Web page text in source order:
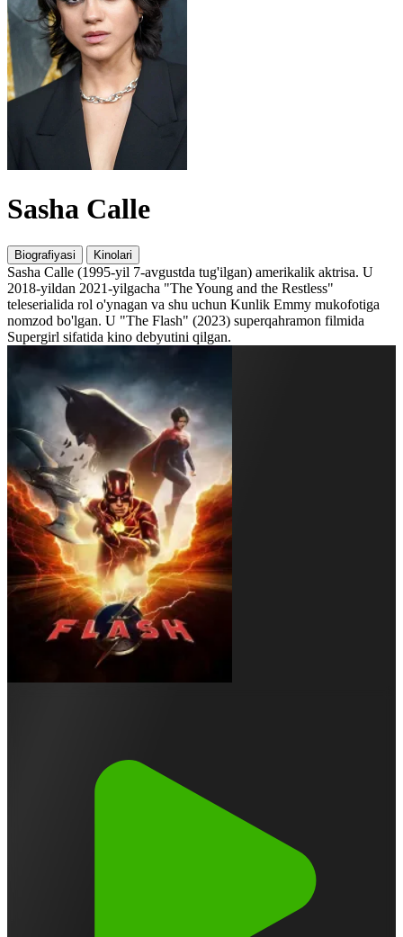
Sasha Calle
Biografiyasi Kinolari
Sasha Calle (1995-yil 7-avgustda tug'ilgan) amerikalik aktrisa. U
2018-yildan 2021-yilgacha "The Young and the Restless"
teleserialida rol o'ynagan va shu uchun Kunlik Emmy mukofotiga
nomzod bo'lgan. U "The Flash" (2023) superqahramon filmida
Supergirl sifatida kino debyutini qilgan.